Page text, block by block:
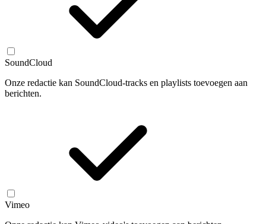
SoundCloud
Onze redactie kan SoundCloud-tracks en playlists toevoegen aan
berichten.
Vimeo